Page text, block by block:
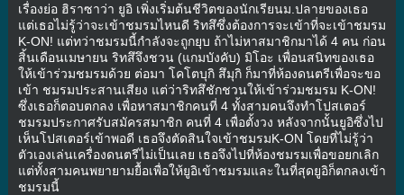
เรื่องย่อ ฮิราซาว่า ยูอิ เพิ่งเริ่มต้นชีวิตของนักเรียนม.ปลายของเธอ
แต่เธอไม่รู้ว่าจะเข้าชมรมไหนดี ริทสึซึ่งต้องการจะเข้าที่จะเข้าชมรม
K-ON! แต่ทว่าชมรมนี้กำลังจะถูกยุบ ถ้าไม่หาสมาชิกมาได้ 4 คน ก่อน
สิ้นเดือนเมษายน ริทสึจึงชวน (แกมบังคับ) มิโอะ เพื่อนสนิทของเธอ
ให้เข้าร่วมชมรมด้วย ต่อมา โคโตบุกิ สึมุกิ ก็มาที่ห้องดนตรีเพื่อจะขอ
เข้า ชมรมประสานเสียง แต่ว่าริทสึชักชวนให้เข้าร่วมชมรม K-ON!
ซึ่งเธอก็ตอบตกลง เพื่อหาสมาชิกคนที่ 4 ทั้งสามคนจึงทำโปสเตอร์
ชมรมประกาศรับสมัครสมาชิก คนที่ 4 เพื่อตั้งวง หลังจากนั้นยูอิซึ่งไป
เห็นโปสเตอร์เข้าพอดี เธอจึงตัดสินใจเข้าชมรมK-ON โดยที่ไม่รู้ว่า
ตัวเองเล่นเครื่องดนตรีไม่เป็นเลย เธอจึงไปที่ห้องชมรมเพื่อขอยกเลิก
แต่ทั้งสามคนพยายามยื้อเพื่อให้ยูอิเข้าชมรมและในที่สุดยูอิก็ตกลงเข้า
ชมรมนี้